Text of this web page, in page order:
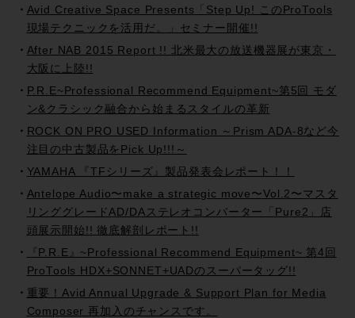
Avid Creative Space Presents「Step Up! このProTools
現場テクニックを活用だ。」セミナー開催!!
After NAB 2015 Report !! 北米最大の放送機器展が東京・
大阪に上陸!!
P.R.E~Professional Recommend Equipment~第5回 モダ
ン&クラシック融合から始まるスタイルの革新
ROCK ON PRO USED Information ～Prism ADA-8など今
注目の中古製品をPick Up!!!～
YAMAHA 『TFシリーズ』製品発表会レポート！！
Antelope Audio〜make a strategic move〜Vol.2〜マスタ
リンググレードAD/DAステレオコンバーター「Pure2」店
頭展示開始!! 徹底解剖レポート!!
『P.R.E』~Professional Recommend Equipment~ 第4回
ProTools HDX+SONNET+UADのスーパータッグ!!
重要！Avid Annual Upgrade & Support Plan for Media
Composer 再加入のチャンスです。